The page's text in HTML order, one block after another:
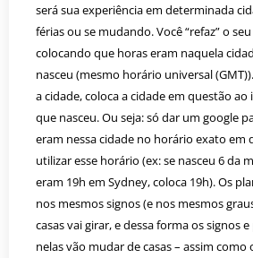
será sua experiência em determinada
férias ou se mudando. Você “refaz” o
colocando que horas eram naquela
nasceu (mesmo horário universal
a cidade, coloca a cidade em questão ao
que nasceu. Ou seja: só dar um google
eram nessa cidade no horário exato em
utilizar esse horário (ex: se nasceu 6 da
eram 19h em Sydney, coloca 19h). Os
nos mesmos signos (e nos mesmos
casas vai girar, e dessa forma os signos
nelas vão mudar de casas – assim como